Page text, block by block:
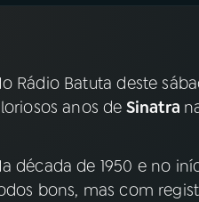
RÁDIO MEC
Facebook
Rádio Batuta deste
anos de Sinatra
década de 1950 e no
bons, mas com